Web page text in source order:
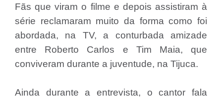
Fãs que viram o filme e depois assistiram à
série reclamaram muito da forma como foi
abordada, na TV, a conturbada amizade
entre Roberto Carlos e Tim Maia, que
conviveram durante a juventude, na Tijuca.
Ainda durante a entrevista, o cantor fala